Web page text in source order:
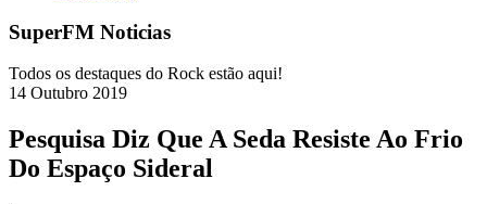
SuperFM Noticias
Todos os destaques do Rock estão aqui!
14 Outubro 2019
Pesquisa Diz Que A Seda Resiste Ao Frio
Do Espaço Sideral